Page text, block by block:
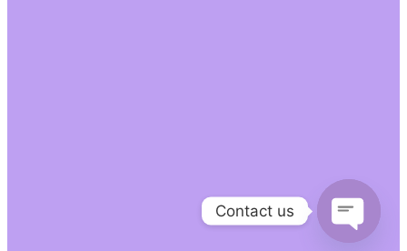
Contact us